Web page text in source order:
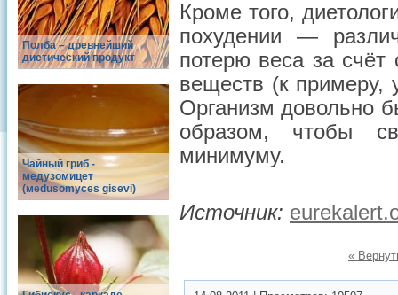
Полба – древнейший
диетический продукт
Чайный гриб -
медузомицет
(меdusomyces gisevi)
Кроме того,
похудении —
потерю веса за счёт
веществ (к примеру,
Организм довольно
образом, чтобы
минимуму.
Источник:
«